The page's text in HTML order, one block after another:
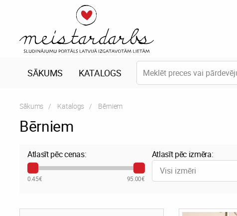
SĀKUMS KATALOGS
Sākums Katalogs Current:
Bērniem
Bērniem
Atlasīt pēc cenas:
0.45€ 95.00€
Atlasīt pēc izmēra:
Visi izmēri